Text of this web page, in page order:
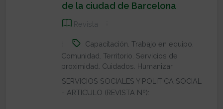
de la ciudad de Barcelona
Revista
Capacitación. Trabajo en equipo.
Comunidad. Territorio. Servicios de
proximidad. Cuidados. Humanizar
SERVICIOS SOCIALES Y POLITICA SOCIAL
- ARTICULO (REVISTA Nº):